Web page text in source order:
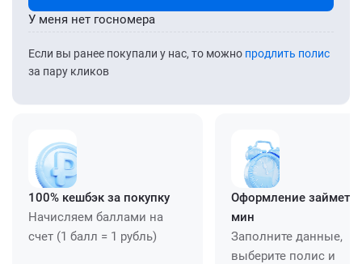
Если вы ранее покупали у нас, то можно продлить полис
за пару кликов
У меня нет госномера
100% кешбэк за покупку
Начисляем баллами на
счет (1 балл = 1 рубль)
Оформление займет
мин
Заполните данные,
выберите полис и